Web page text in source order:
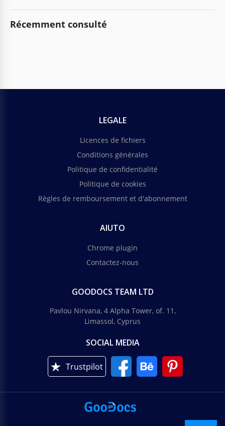
Récemment consulté
LEGALE
Licences de fichiers
Conditions générales
Politique de confidentialité
Politique de cookies
Règles de remboursement et d'abonnement
AIUTO
Chrome plugin
Contactez-nous
GOODOCS TEAM LTD
Pavlou Nirvana, 4 Alpha Tower, of. 11,
Limassol, Cyprus
SOCIAL MEDIA
Trustpilot